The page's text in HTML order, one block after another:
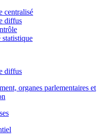
centralisé
diffus
statistique
diffus
organes parlementaires et